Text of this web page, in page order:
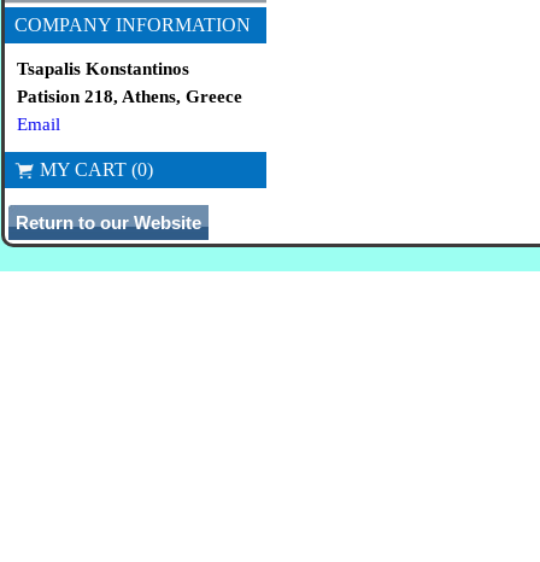
COMPANY INFORMATION
Tsapalis Konstantinos
Patision 218, Athens, Greece
Email
MY CART (0)